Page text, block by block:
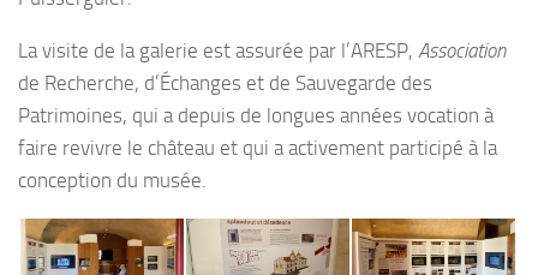
La visite de la galerie est assurée par l’ARESP, Association
de Recherche, d’Échanges et de Sauvegarde des
Patrimoines, qui a depuis de longues années vocation à
faire revivre le château et qui a activement participé à la
conception du musée.